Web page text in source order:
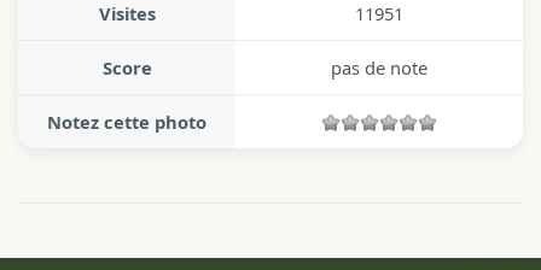
Visites 11951
Score pas de note
Notez cette photo